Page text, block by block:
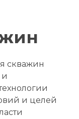
скважин
и
и целей